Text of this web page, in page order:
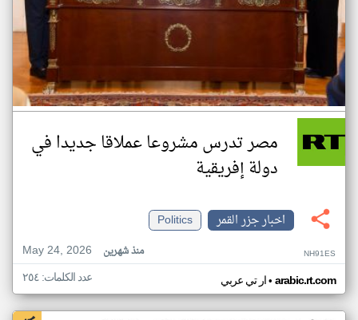
مصر تدرس مشروعا عملاقا جديدا في
دولة إفريقية
اخبار جزر القمر
Politics
May 24, 2026
منذ شهرين NH91ES
ار تي عربي• arabic.rt.com عدد الكلمات: ٢٥٤